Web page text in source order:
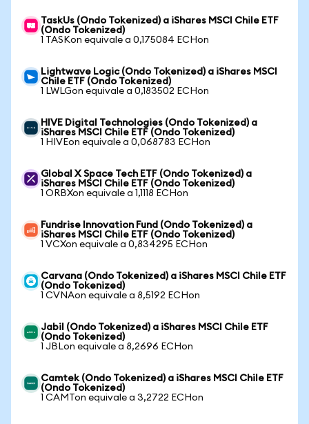
TaskUs (Ondo Tokenized) a iShares MSCI Chile ETF
(Ondo Tokenized)
1 TASKon equivale a 0,175084 ECHon
Lightwave Logic (Ondo Tokenized) a iShares MSCI
Chile ETF (Ondo Tokenized)
1 LWLGon equivale a 0,183502 ECHon
HIVE Digital Technologies (Ondo Tokenized) a
iShares MSCI Chile ETF (Ondo Tokenized)
1 HIVEon equivale a 0,068783 ECHon
Global X Space Tech ETF (Ondo Tokenized) a
iShares MSCI Chile ETF (Ondo Tokenized)
1 ORBXon equivale a 1,1118 ECHon
Fundrise Innovation Fund (Ondo Tokenized) a
iShares MSCI Chile ETF (Ondo Tokenized)
1 VCXon equivale a 0,834295 ECHon
Carvana (Ondo Tokenized) a iShares MSCI Chile ETF
(Ondo Tokenized)
1 CVNAon equivale a 8,5192 ECHon
Jabil (Ondo Tokenized) a iShares MSCI Chile ETF
(Ondo Tokenized)
1 JBLon equivale a 8,2696 ECHon
Camtek (Ondo Tokenized) a iShares MSCI Chile ETF
(Ondo Tokenized)
1 CAMTon equivale a 3,2722 ECHon